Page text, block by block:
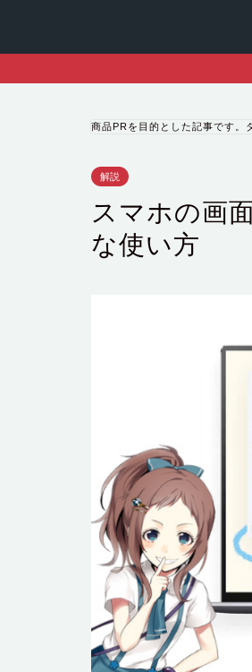
商品PRを目的とした記事です。
解説
スマホの画
な使い方